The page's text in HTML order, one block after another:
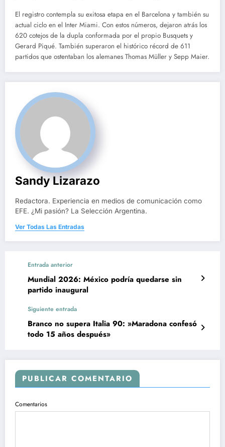
El registro contempla su exitosa etapa en el Barcelona y también su
actual ciclo en el Inter Miami. Con estos números, dejaron atrás los
620 cotejos de la dupla conformada por el propio Busquets y
Gerard Piqué. También superaron el histórico récord de 611
partidos que ostentaban los alemanes Thomas Müller y Sepp Maier.
Sandy Lizarazo
Redactora. Experiencia en medios de comunicación como
EFE. ¿Mi pasión? La Selección Argentina.
Ver Todas Las Entradas
Entrada anterior
Mundial 2026: México podría quedarse sin
partido inaugural
Siguiente entrada
Branco no supera Italia 90: »Maradona confesó
todo 15 años después»
PUBLICAR COMENTARIO
Comentarios